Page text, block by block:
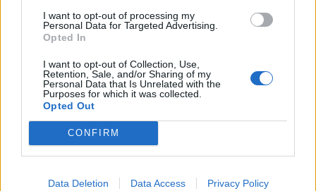
I want to opt-out of processing my
Personal Data for Targeted Advertising.
Opted In
I want to opt-out of Collection, Use,
Retention, Sale, and/or Sharing of my
Personal Data that Is Unrelated with the
Purposes for which it was collected.
Opted Out
CONFIRM
Data Deletion Data Access Privacy Policy